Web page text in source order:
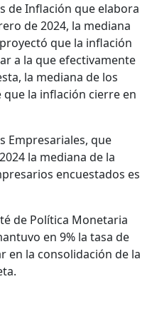
de Inflación que elabora
de 2024, la mediana
que la inflación
a la que efectivamente
la mediana de los
la inflación cierre en
Empresariales, que
la mediana de la
encuestados es
de Política Monetaria
en 9% la tasa de
en la consolidación de la